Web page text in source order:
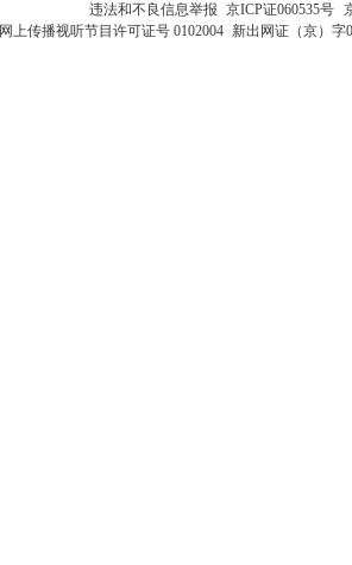
违法和不良信息举报 京ICP证060535号
网上传播视听节目许可证号 0102004 新出网证（京）